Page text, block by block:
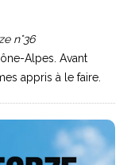
n°36
Alpes. Avant
appris à le faire.